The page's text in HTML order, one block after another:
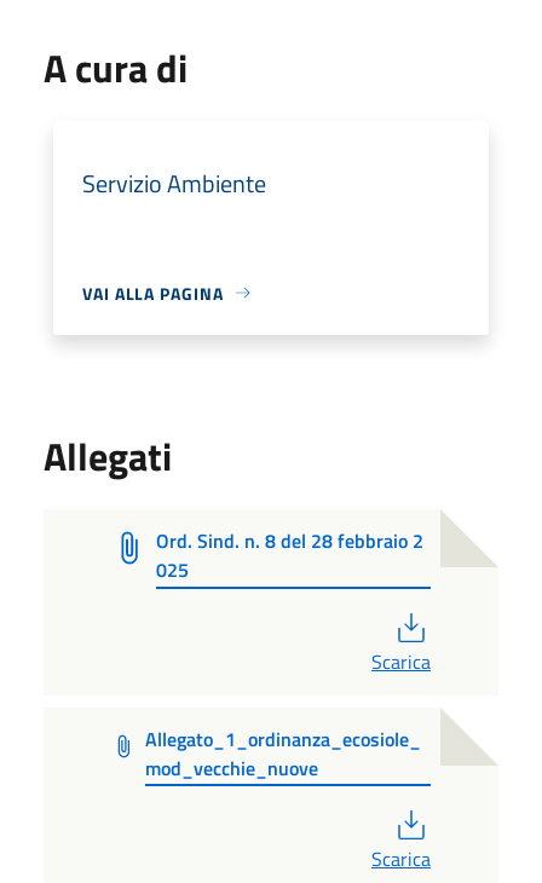
A cura di
Servizio Ambiente
VAI ALLA PAGINA
Allegati
Ord. Sind. n. 8 del 28 febbraio 2
025
Scarica
Allegato_1_ordinanza_ecosiole_
mod_vecchie_nuove
Scarica